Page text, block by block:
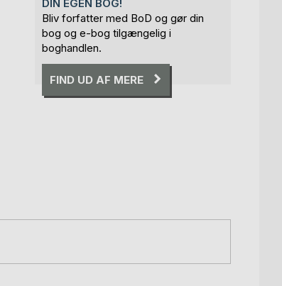
DIN EGEN BOG!
Bliv forfatter med BoD og gør din
bog og e-bog tilgængelig i
boghandlen.
FIND UD AF MERE